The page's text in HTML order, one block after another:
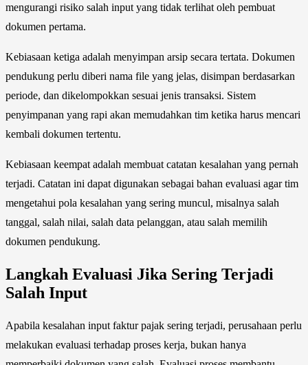
mengurangi risiko salah input yang tidak terlihat oleh pembuat
dokumen pertama.
Kebiasaan ketiga adalah menyimpan arsip secara tertata. Dokumen
pendukung perlu diberi nama file yang jelas, disimpan berdasarkan
periode, dan dikelompokkan sesuai jenis transaksi. Sistem
penyimpanan yang rapi akan memudahkan tim ketika harus mencari
kembali dokumen tertentu.
Kebiasaan keempat adalah membuat catatan kesalahan yang pernah
terjadi. Catatan ini dapat digunakan sebagai bahan evaluasi agar tim
mengetahui pola kesalahan yang sering muncul, misalnya salah
tanggal, salah nilai, salah data pelanggan, atau salah memilih
dokumen pendukung.
Langkah Evaluasi Jika Sering Terjadi
Salah Input
Apabila kesalahan input faktur pajak sering terjadi, perusahaan perlu
melakukan evaluasi terhadap proses kerja, bukan hanya